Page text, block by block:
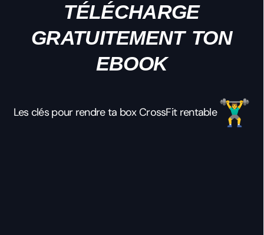
TÉLÉCHARGE
GRATUITEMENT TON
EBOOK
Les clés pour rendre ta box CrossFit rentable